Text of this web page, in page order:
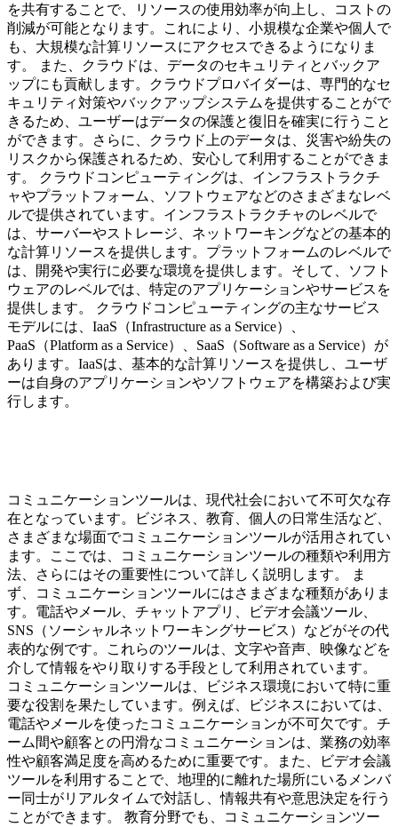
を共有することで、リソースの使用効率が向上し、コストの
削減が可能となります。これにより、小規模な企業や個人で
も、大規模な計算リソースにアクセスできるようになりま
す。 また、クラウドは、データのセキュリティとバックア
ップにも貢献します。クラウドプロバイダーは、専門的なセ
キュリティ対策やバックアップシステムを提供することがで
きるため、ユーザーはデータの保護と復旧を確実に行うこと
ができます。さらに、クラウド上のデータは、災害や紛失の
リスクから保護されるため、安心して利用することができま
す。 クラウドコンピューティングは、インフラストラクチ
ャやプラットフォーム、ソフトウェアなどのさまざまなレベ
ルで提供されています。インフラストラクチャのレベルで
は、サーバーやストレージ、ネットワーキングなどの基本的
な計算リソースを提供します。プラットフォームのレベルで
は、開発や実行に必要な環境を提供します。そして、ソフト
ウェアのレベルでは、特定のアプリケーションやサービスを
提供します。 クラウドコンピューティングの主なサービス
モデルには、IaaS（Infrastructure as a Service）、
PaaS（Platform as a Service）、SaaS（Software as a Service）が
あります。IaaSは、基本的な計算リソースを提供し、ユーザ
ーは自身のアプリケーションやソフトウェアを構築および実
行します。
コミュニケーションツールは、現代社会において不可欠な存
在となっています。ビジネス、教育、個人の日常生活など、
さまざまな場面でコミュニケーションツールが活用されてい
ます。ここでは、コミュニケーションツールの種類や利用方
法、さらにはその重要性について詳しく説明します。 ま
ず、コミュニケーションツールにはさまざまな種類がありま
す。電話やメール、チャットアプリ、ビデオ会議ツール、
SNS（ソーシャルネットワーキングサービス）などがその代
表的な例です。これらのツールは、文字や音声、映像などを
介して情報をやり取りする手段として利用されています。
コミュニケーションツールは、ビジネス環境において特に重
要な役割を果たしています。例えば、ビジネスにおいては、
電話やメールを使ったコミュニケーションが不可欠です。チ
ーム間や顧客との円滑なコミュニケーションは、業務の効率
性や顧客満足度を高めるために重要です。また、ビデオ会議
ツールを利用することで、地理的に離れた場所にいるメンバ
ー同士がリアルタイムで対話し、情報共有や意思決定を行う
ことができます。 教育分野でも、コミュニケーションツー